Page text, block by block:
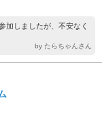
加しましたが、不安なく
by たらちゃんさん